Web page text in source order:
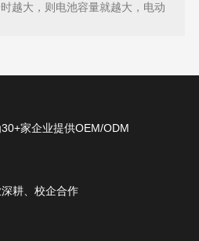
越大，则电池容量就越大，电动
家企业提供OEM/ODM
耕、校企合作